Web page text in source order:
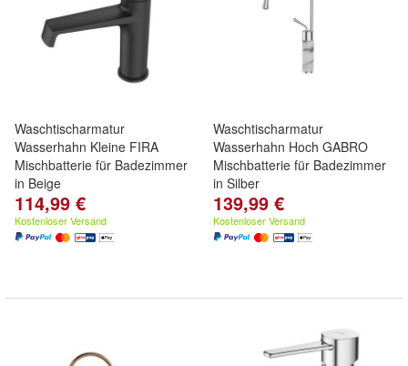
Waschtischarmatur
Wasserhahn Kleine FIRA
Mischbatterie für Badezimmer
in Beige
114,99 €
Kostenloser Versand
Waschtischarmatur
Wasserhahn Hoch GABRO
Mischbatterie für Badezimmer
in Silber
139,99 €
Kostenloser Versand